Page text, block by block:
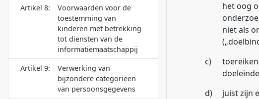
Artikel 8:
Voorwaarden voor de
toestemming van
kinderen met betrekking
tot diensten van de
informatiemaatschappij
Artikel 9:
Verwerking van
bijzondere categorieën
van persoonsgegevens
het oog
niet als
(„
c)
d)
juist zijn